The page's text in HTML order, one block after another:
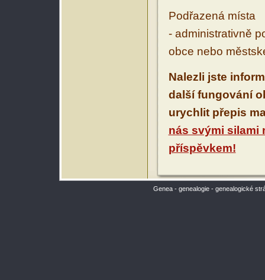
Podřazená místa
- administrativně
obce nebo
Nalezli jste
další fungování
urychlit přepis
nás svými silami
příspěvkem!
Genea - genealogie - genealogické